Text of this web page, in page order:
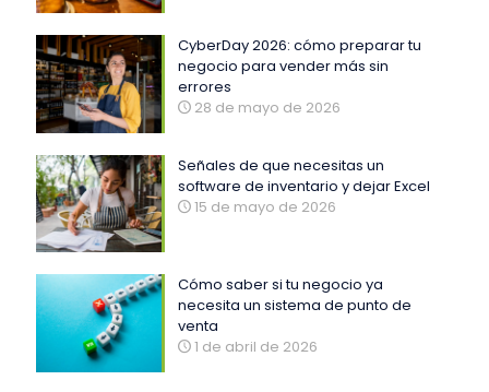
CyberDay 2026: cómo preparar tu
negocio para vender más sin
errores
28 de mayo de 2026
Señales de que necesitas un
software de inventario y dejar Excel
15 de mayo de 2026
Cómo saber si tu negocio ya
necesita un sistema de punto de
venta
1 de abril de 2026